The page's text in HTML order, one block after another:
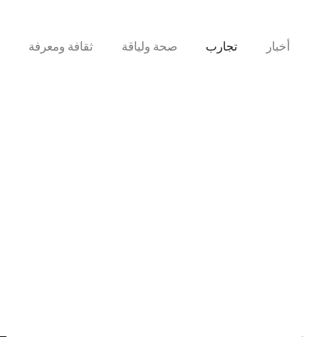
أخبار تجارب صحة ولياقة ثقافة ومعرفة